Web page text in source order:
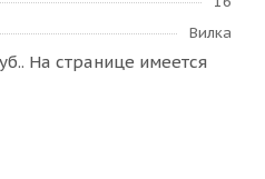
Вилка
На странице имеется